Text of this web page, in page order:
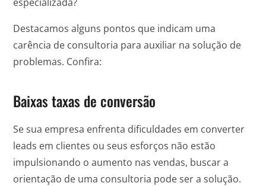
Destacamos alguns pontos que indicam uma
carência de consultoria para auxiliar na solução de
problemas. Confira:
Baixas taxas de conversão
Se sua empresa enfrenta dificuldades em converter
leads em clientes ou seus esforços não estão
impulsionando o aumento nas vendas, buscar a
orientação de uma consultoria pode ser a solução.